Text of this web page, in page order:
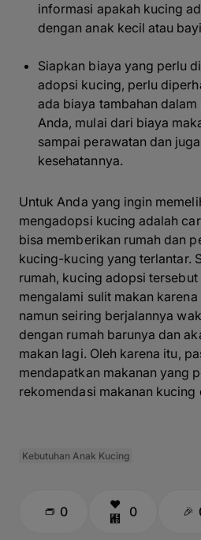
informasi apakah kucing
dengan anak kecil atau
Siapkan biaya yang perlu
adopsi kucing, perlu
ada biaya tambahan
Anda, mulai dari biaya
sampai perawatan dan
kesehatannya.
Untuk Anda yang ingin
mengadopsi kucing adalah
bisa memberikan rumah dan
kucing-kucing yang terlantar.
rumah, kucing adopsi tersebut
mengalami sulit makan
namun seiring berjalannya
dengan rumah barunya dan
makan lagi. Oleh karena itu,
mendapatkan makanan yang
rekomendasi makanan kucing
Kebutuhan Anak Kucing
0 0